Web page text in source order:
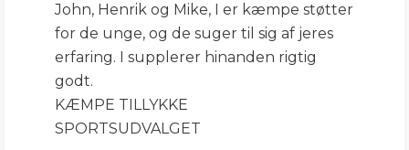
John, Henrik og Mike, I er kæmpe støtter
for de unge, og de suger til sig af jeres
erfaring. I supplerer hinanden rigtig
godt.
KÆMPE TILLYKKE
SPORTSUDVALGET